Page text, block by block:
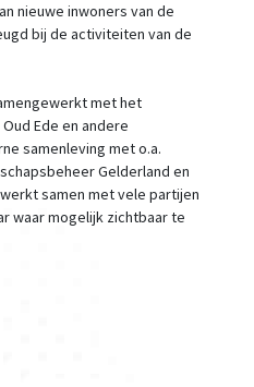
nieuwe inwoners van de
bij de activiteiten van de
met het
Ede en andere
samenleving met o.a.
Gelderland en
samen met vele partijen
waar mogelijk zichtbaar te